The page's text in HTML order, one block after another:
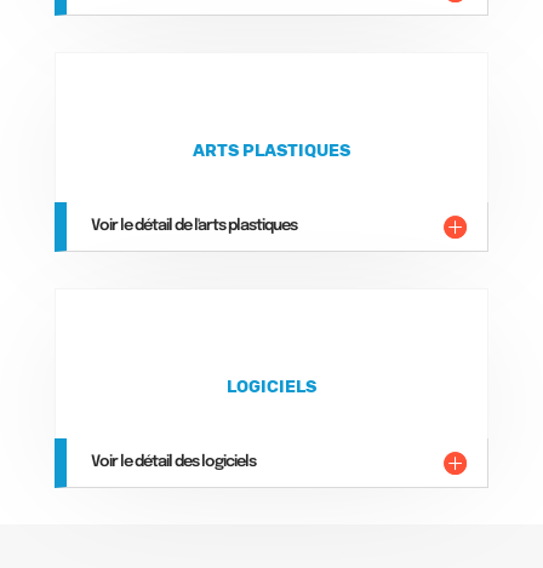
ARTS PLASTIQUES
Voir le détail de l'arts plastiques
LOGICIELS
Voir le détail des logiciels